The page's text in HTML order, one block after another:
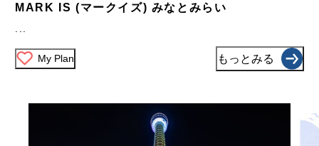
MARK IS (マークイズ) みなとみらい
My Plan もっとみる